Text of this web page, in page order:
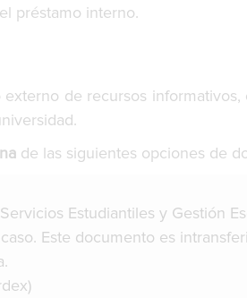
préstamo interno.
de recursos
de las siguientes opciones de
Estudiantiles y Gestión
Este documento es